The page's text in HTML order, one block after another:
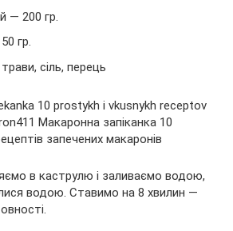
— 200 гр.
гр.
сіль, перець
в каструлю і заливаємо водою,
водою. Ставимо на 8 хвилин —